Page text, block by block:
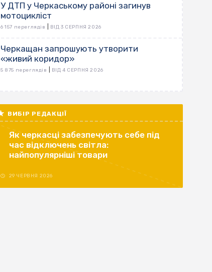
У ДТП у Черкаському районі загинув
мотоцикліст
6 157 переглядів ВІД 3 СЕРПНЯ 2026
Черкащан запрошують утворити
«живий коридор»
5 875 переглядів ВІД 4 СЕРПНЯ 2026
ВИБІР РЕДАКЦІЇ
Як черкасці забезпечують себе під
час відключень світла:
найпопулярніші товари
29 ЧЕРВНЯ 2026